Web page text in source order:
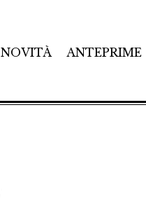
NOVITÀ ANTEPRIME